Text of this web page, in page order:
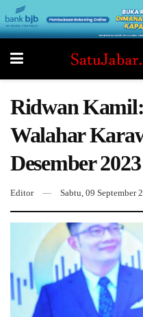
Ridwan
Walahar
Desember 2023
Editor Sabtu, 09 September